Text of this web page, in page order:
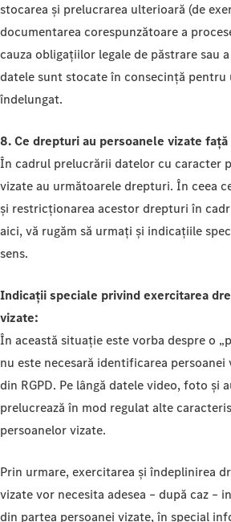
stocarea și prelucrarea ulterioară (de
documentarea corespunzătoare a
cauza obligațiilor legale de păstrare sau
datele sunt stocate în consecință pentru
îndelungat.
8. Ce drepturi au persoanele vizate față
În cadrul prelucrării datelor cu caracter
vizate au următoarele drepturi. În ceea
și restricționarea acestor drepturi în
aici, vă rugăm să urmați și indicațiile
sens.
Indicații speciale privind exercitarea
vizate:
În această situație este vorba despre o
nu este necesară identificarea persoanei
din RGPD. Pe lângă datele video, foto și
prelucrează în mod regulat alte
persoanelor vizate.
Prin urmare, exercitarea și îndeplinirea
vizate vor necesita adesea – după caz –
din partea persoanei vizate, în special